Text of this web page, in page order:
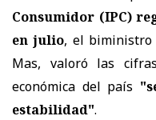
Consumidor (IPC)
en julio, el biministro
Mas, valoró las
económica del país
estabilidad".